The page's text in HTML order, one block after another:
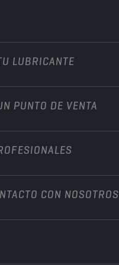
todoterreno
en deportes de motor
LUBRICANTE
PUNTO DE VENTA
CON NOSOTROS